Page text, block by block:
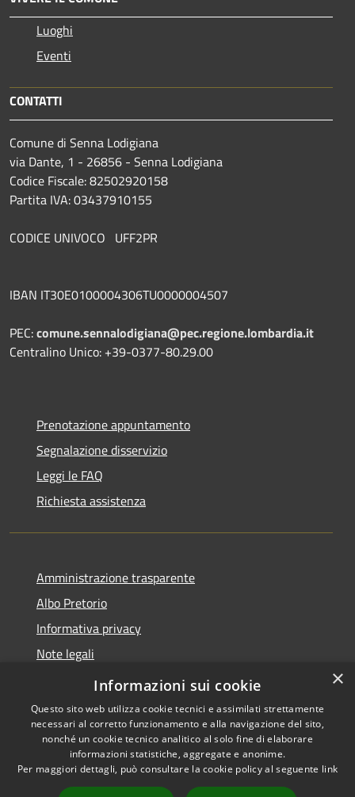
Luoghi
Eventi
CONTATTI
Comune di Senna Lodigiana
via Dante, 1 - 26856 - Senna Lodigiana
Codice Fiscale: 82502920158
Partita IVA: 03437910155
CODICE UNIVOCO UFF2PR
IBAN IT30E0100004306TU0000004507
PEC:comune.sennalodigiana@pec.regione.lombardia.it
Centralino Unico: +39-0377-80.29.00
Prenotazione appuntamento
Segnalazione disservizio
Leggi le FAQ
Richiesta assistenza
Amministrazione trasparente
Albo Pretorio
Informativa privacy
Note legali
Dichiarazione di accessibilità
Accessibilità
Copyright © 2026 • Comune di
Senna Lodigiana • Powered by
×
Informazioni sui cookie
Questo sito web utilizza cookie tecnici e assimilati strettamente
necessari al corretto funzionamento e alla navigazione del sito,
nonché un cookie tecnico analitico al solo fine di elaborare
informazioni statistiche, aggregate e anonime.
Per maggiori dettagli, può consultare la cookie policy al seguente link